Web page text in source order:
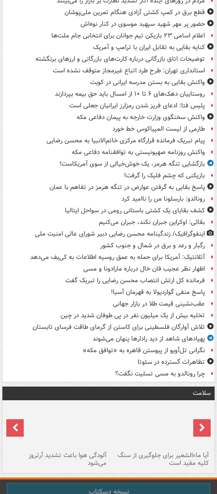
قطع برق در کمپ کشتی آزادی هنگام تمرین ملی‌پوشان
حضور پر مهر شهید سپهبد موسوی در کنار نوه‌اش
اعلام اسامی ۲۳ بازیکن تیم جوانان برای انتخابی جام ملت‌ها
کنایه بقایی به تقابل ایران با ترامپ و آمریک
توضیحات اتاق بازرگانی درباره کارت‌های بازرگانی و ارزهای برنگشته
استانداری تهران: طرح طرد اتباع غیرمجاز متوقف نشده است
واکنش بقایی به بستن مدرسه ایرانی در کویت
روستاییان دهک‌های ۶ تا ۱۰ از امسال باید حق بیمه بپردازند
پلیس فتا: ادعای فریز شدن رمزارز ایرانیان جعلی است
واکنش سخنگوی وزارت خارجه به پیمان دفاعی مکه
طارمی از لیست المپیاکوس خط خورد
پیام تبریک فرمانده قرارگاه مرکزی خاتم‌الانبیا به محسن رضایی
واکنش روزنامه صهیونیستی به توافقنامه دفاعی مکه
بازگشایی تنگه هرمز، یک خوش‌خیالی از سوی آمریکاست!
بازیکنی که چشم فلیک را گرفت!
پاسخ بقایی به گرفتن عوارض در تنگه هرمز در تفاهم با عمان
رونالدو: بارسلونا من را ناامید کرد
کشف بقایای یک کشتی باستانی رومی در سواحل ایتالیا
بقائی: اوکراین جبران نکند، جبران می‌کنیم
اینفوگرافیک/ زندگینامه محسن رضایی دبیر شورای عالی امنیت‌ ملی
رگبار و رعد و برق در شمال و جنوب کشور
آتلانتیک: آمریکا برای حمله به عمق روسیه اطلاعات به کی‌یف می‌دهد
اظهار نظر عجیب فان خال درباره مارادونا و مسی
فرمانده کل ارتش انتصاب محسن رضایی را تبریک گفت
پاسخ منفی گواردیولا به قهرمان آسیا!
عقب‌نشینی قیمت طلا در بازار جهانی
تخلیه بیش از یک میلیون نفر در پی طوفان شدید در چین
تلاش آوارگان فلسطینی برای کاستن از گرمای طاقت فرسای تابستان
پهپادهای شاهد از دید رادارها پنهان می‌شوند
نگرانی تل‌آویو از پیوستن قاهره به «توافق مکه»
تظاهرات گسترده در سئوتا
چرا رونالدو به مسی تسلیت نگفت؟
سلامت
آیا ماءالشعیر برای جلوگیری از سنگ
کلیه مفید است
آلودگی هوا باعث تشدید آرتروز
می‌شود
نسخه دسکتاپ